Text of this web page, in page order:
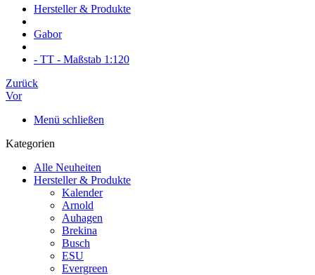
Hersteller & Produkte
Gabor
- TT - Maßstab 1:120
Zurück
Vor
Menü schließen
Kategorien
Alle Neuheiten
Hersteller & Produkte
Kalender
Arnold
Auhagen
Brekina
Busch
ESU
Evergreen